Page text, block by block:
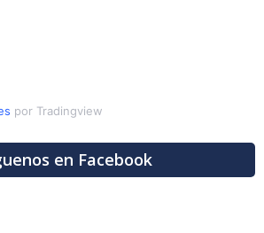
por Tradingview
en Facebook